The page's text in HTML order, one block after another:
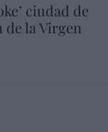
ciudad de
de la Virgen